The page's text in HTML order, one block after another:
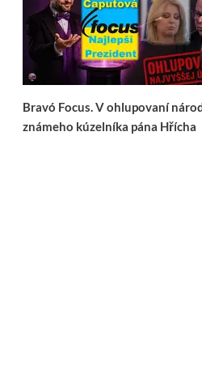
Bravó Focus. V ohlupovaní
známeho kúzelníka pána Hřícha